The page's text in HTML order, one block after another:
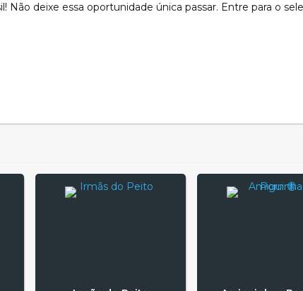
Não deixe essa oportunidade única passar. Entre para o